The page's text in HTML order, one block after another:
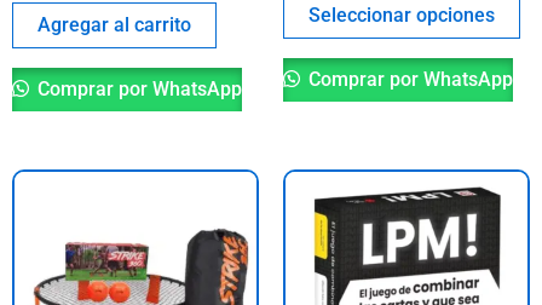
Agregar al carrito
Comprar por WhatsApp
Seleccionar opciones
Comprar por WhatsApp